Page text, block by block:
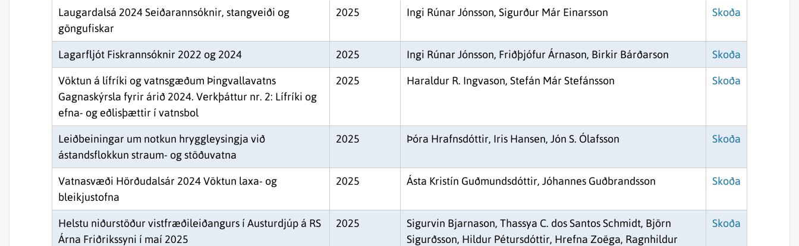
Laugardalsá 2024 Seiðarannsóknir, stangveiði og
göngufiskar
2025 Ingi Rúnar Jónsson, Sigurður Már Einarsson Skoða
Lagarfljót Fiskrannsóknir 2022 og 2024 2025 Ingi Rúnar Jónsson, Friðþjófur Árnason, Birkir Bárðarson Skoða
Vöktun á lífríki og vatnsgæðum Þingvallavatns
Gagnaskýrsla fyrir árið 2024. Verkþáttur nr. 2: Lífríki og
efna- og eðlisþættir í vatnsbol
2025 Haraldur R. Ingvason, Stefán Már Stefánsson Skoða
Leiðbeiningar um notkun hryggleysingja við
ástandsflokkun straum- og stöðuvatna
2025 Þóra Hrafnsdóttir, Iris Hansen, Jón S. Ólafsson Skoða
Vatnasvæði Hörðudalsár 2024 Vöktun laxa- og
bleikjustofna
2025 Ásta Kristín Guðmundsdóttir, Jóhannes Guðbrandsson Skoða
Helstu niðurstöður vistfræðileiðangurs í Austurdjúp á RS
Árna Friðrikssyni í maí 2025
2025
Sigurvin Bjarnason, Thassya C. dos Santos Schmidt, Björn
Sigurðsson, Hildur Pétursdóttir, Hrefna Zoëga, Ragnhildur
Skoða